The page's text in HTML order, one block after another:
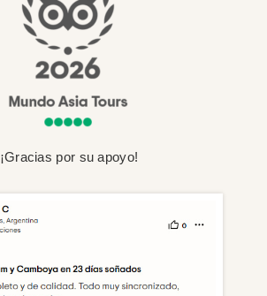
¡Gracias por su apoyo!